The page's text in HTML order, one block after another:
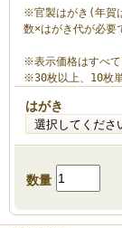
※官製はがき(年賀
数×はがき代が必要
※表示価格はすべて
※30枚以上、10枚
はがき
数量